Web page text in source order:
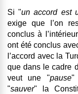
Si "un accord est
exige que l’on
conclus à
ont été conclus
l’accord avec la
que dans le cadre
veut une "pause"
"sauver" la